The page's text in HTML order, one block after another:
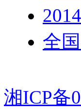
全
湘ICP备